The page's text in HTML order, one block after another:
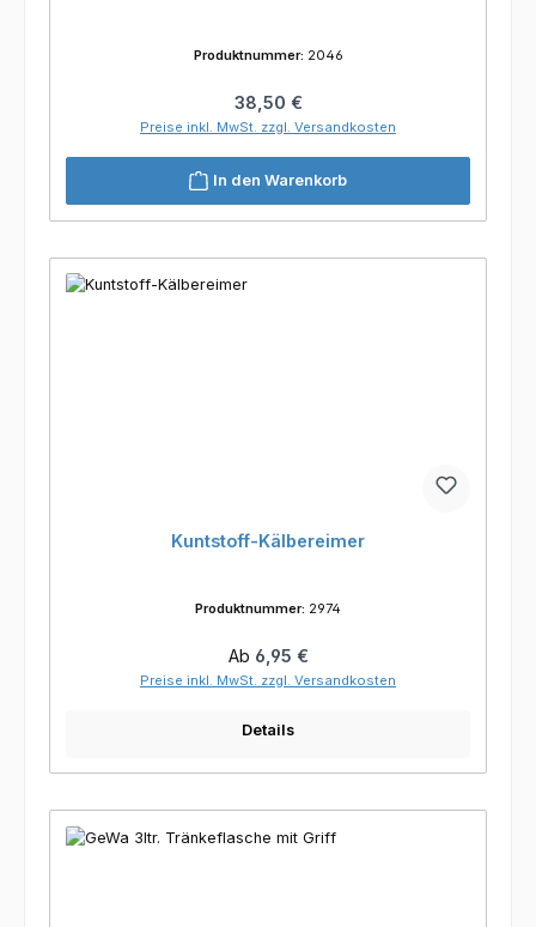
Produktnummer: 2046
Regulärer Preis:
38,50 €
Preise inkl. MwSt. zzgl. Versandkosten
In den Warenkorb
Kuntstoff-Kälbereimer
Produktnummer: 2974
Regulärer Preis:
Ab 6,95 €
Preise inkl. MwSt. zzgl. Versandkosten
Details